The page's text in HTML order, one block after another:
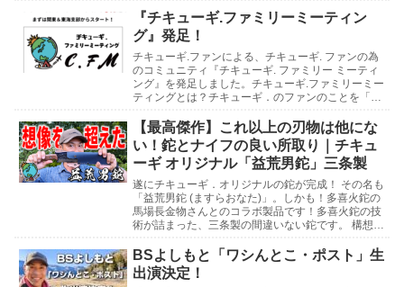
に...
『チキューギ.ファミリーミーティン
グ』発足！
チキューギ.ファンによる、チキューギ. ファンの為
のコミュニティ『チキューギ. ファミリー ミーティ
ング』を発足しました。チキューギ.ファミリーミー
ティングとは？チキューギ．のファンのことを「チ
【最高傑作】これ以上の刃物は他にな
い！鉈とナイフの良い所取り｜チキュ
ーギ オリジナル「益荒男鉈」三条製
遂にチキューギ．オリジナルの鉈が完成！ その名も
「益荒男鉈 (ますらおなた)」。しかも！多喜火鉈の
馬場長金物さんとのコラボ製品です！多喜火鉈の技
術が詰まった、三条製の間違いない鉈です。 構想3
覧...
BSよしもと「ワシんとこ・ポスト」生
出演決定！